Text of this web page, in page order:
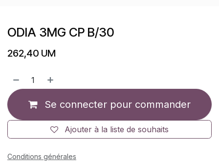
ODIA 3MG CP B/30
262,40 UM
Se connecter pour commander
Ajouter à la liste de souhaits
Conditions générales